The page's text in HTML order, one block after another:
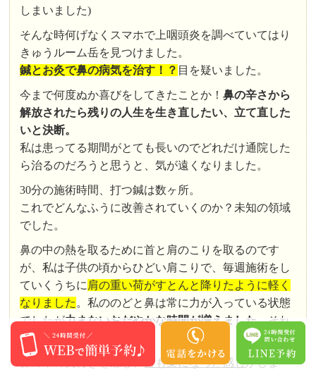
しまいました)
そんな時何げなくスマホで上咽頭炎を調べていてはり
きゅうルーム岳を見つけました。
鍼とお灸で鼻の病気を治す！？ 目を疑いました。
今まで何度ぬか喜びをしてきたことか！鼻の辛さから
解放されたら残りの人生を生き直したい、立て直した
いと決断。
私は患ってる期間がとても長いのでどれだけ通院した
ら治るのだろうと思うと、気が遠くなりました。
30分の施術時間、打つ鍼は数ヶ所。
これでどんなふうに改善されていくのか？未知の領域
でした。
鼻の中の熱を取るために首と肩のこりを取るのです
が、私は子供の頃からひどい肩こりで、毎週施術をし
ていくうちに 肩の重い荷がすとんと降りたように軽く
なりました 。私ののどと鼻は常に力が入っている状態
でしたが力まないおだやかな時間が増えました。それ
が大きな変化です。
目も楽になった感じがしま